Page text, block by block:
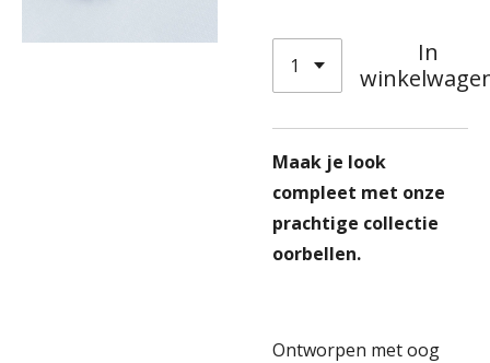
In
Maak je look
compleet met onze
prachtige collectie
oorbellen.
Ontworpen met oog